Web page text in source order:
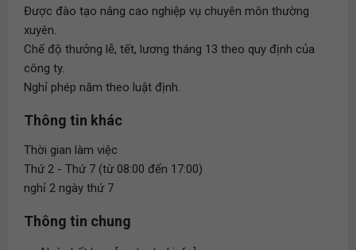
Được đào tạo nâng cao nghiệp vụ chuyên môn thường
xuyên.
Chế độ thưởng lễ, tết, lương tháng 13 theo quy định của
công ty.
Nghỉ phép năm theo luật định.
Thông tin khác
Thời gian làm việc
Thứ 2 - Thứ 7 (từ 08:00 đến 17:00)
nghỉ 2 ngày thứ 7
Thông tin chung